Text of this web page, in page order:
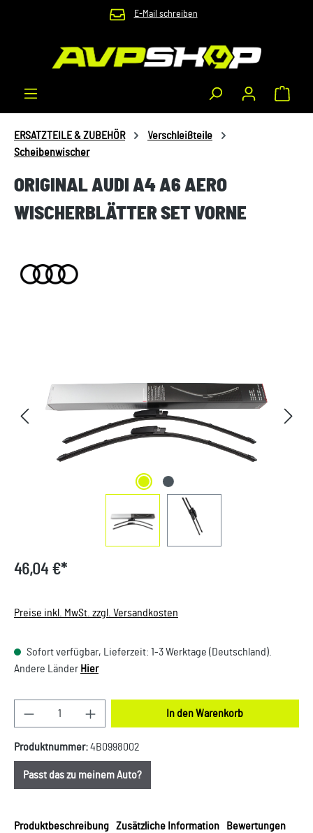
Zum Hauptinhalt springen E-Mail schreiben
ERSATZTEILE & ZUBEHÖR
Verschleißteile
Scheibenwischer
ORIGINAL AUDI A4 A6 AERO
WISCHERBLÄTTER SET VORNE
46,04 €*
Preise inkl. MwSt. zzgl. Versandkosten
Sofort verfügbar, Lieferzeit: 1-3 Werktage (Deutschland).
Andere Länder Hier
Produkt Anzahl: Gib den gewünschten Wert ein
In den Warenkorb
Produktnummer:4B0998002
Passt das zu meinem Auto?
Produktbeschreibung Zusätzliche Information Bewertungen